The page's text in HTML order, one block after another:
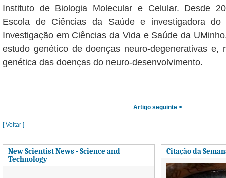
Instituto de Biologia Molecular e Celular. Desde
Escola de Ciências da Saúde e investigadora
Investigação em Ciências da Vida e Saúde da
estudo genético de doenças neuro-degenerativas e,
genética das doenças do neuro-desenvolvimento.
Artigo seguinte >
[ Voltar ]
New Scientist News - Science and
Technology
Citação da